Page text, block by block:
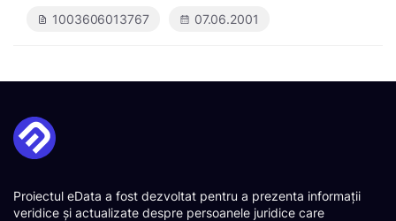
1003606013767 07.06.2001
Proiectul eData a fost dezvoltat pentru a prezenta informații
veridice și actualizate despre persoanele juridice care